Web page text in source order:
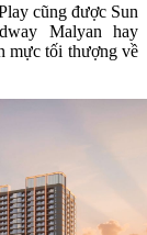
cũng được Sun
Malyan hay
mực tối thượng về